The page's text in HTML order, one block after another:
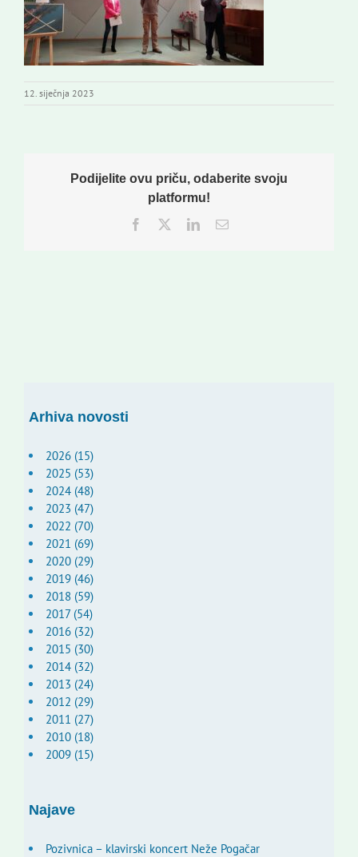
12. siječnja 2023
Podijelite ovu priču, odaberite svoju
platformu!
Facebook
TwitterLinkedInEmail:
Arhiva novosti
2026 (15)
2025 (53)
2024 (48)
2023 (47)
2022 (70)
2021 (69)
2020 (29)
2019 (46)
2018 (59)
2017 (54)
2016 (32)
2015 (30)
2014 (32)
2013 (24)
2012 (29)
2011 (27)
2010 (18)
2009 (15)
Najave
Pozivnica – klavirski koncert Neže Pogačar